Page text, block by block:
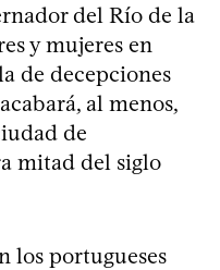
del Río de la
y mujeres en
de decepciones
al menos,
de
mitad del siglo
los portugueses